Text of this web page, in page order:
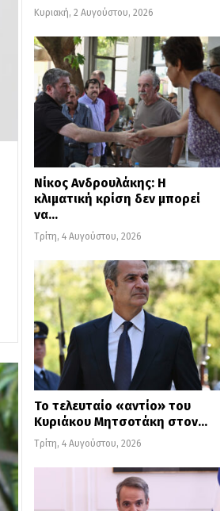
Κυριακή, 2 Αυγούστου, 2026
Νίκος Ανδρουλάκης: Η
κλιματική κρίση δεν μπορεί
να…
Τρίτη, 4 Αυγούστου, 2026
Το τελευταίο «αντίο» του
Κυριάκου Μητσοτάκη στον…
Τρίτη, 4 Αυγούστου, 2026